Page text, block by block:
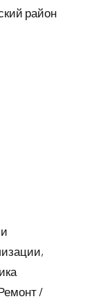
район
/